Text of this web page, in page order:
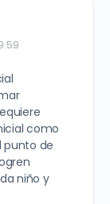
como
punto de
niño y